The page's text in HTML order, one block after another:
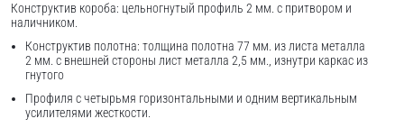
Конструктив короба: цельногнутый профиль 2 мм. с притвором и
наличником.
Конструктив полотна: толщина полотна 77 мм. из листа металла
2 мм. с внешней стороны лист металла 2,5 мм., изнутри каркас из
гнутого
Профиля с четырьмя горизонтальными и одним вертикальным
усилителями жесткости.